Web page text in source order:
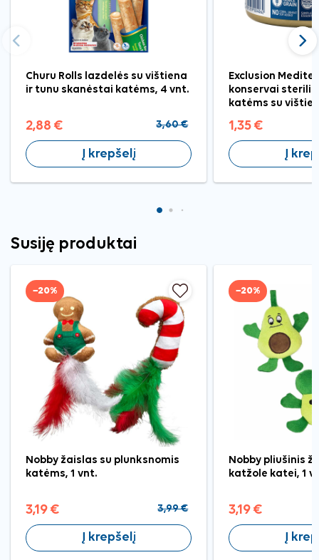
Churu Rolls lazdelės su vištiena
ir tunu skanėstai katėms, 4 vnt.
2,88 € 3,60 €
Į krepšelį
Exclusion
konservai
katėms su
1,35 €
Į
Ankstesnis
Susiję produktai
−20%
Nobby žaislas su plunksnomis
katėms, 1 vnt.
3,19 € 3,99 €
Į krepšelį
−20%
Nobby pliušinis
katžole katei, 1
3,19 €
Į